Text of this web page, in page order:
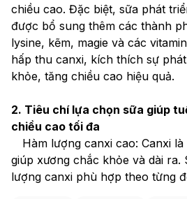
chiều cao. Đặc biệt, sữa phát
được bổ sung thêm các thành
lysine, kẽm, magie và các
hấp thu canxi, kích thích sự
khỏe, tăng chiều cao hiệu quả.
2. Tiêu chí lựa chọn sữa giúp
chiều cao tối đa
Hàm lượng canxi cao: Canxi
giúp xương chắc khỏe và dài ra.
lượng canxi phù hợp theo từng